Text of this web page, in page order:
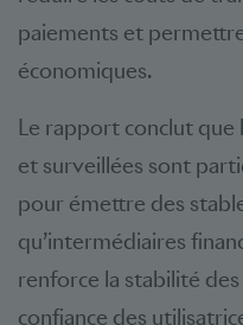
paiements et
économiques.
Le rapport conclut que
et surveillées sont
pour émettre des
qu’intermédiaires
renforce la stabilité
confiance des